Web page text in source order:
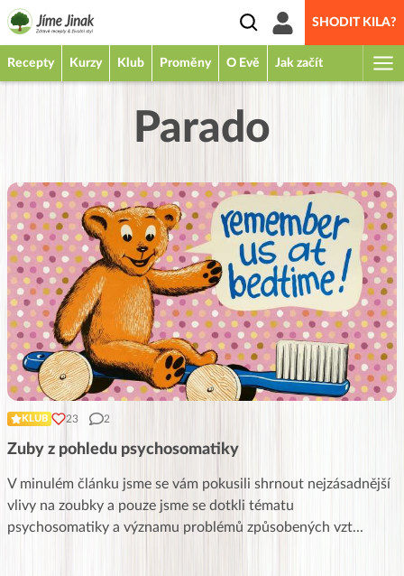
SHODIT KILA?
Recepty Kurzy Klub Proměny O Evě Jak začít
Parado
KLUB 23 2
Zuby z pohledu psychosomatiky
V minulém článku jsme se vám pokusili shrnout nejzásadnější
vlivy na zoubky a pouze jsme se dotkli tématu
psychosomatiky a významu problémů způsobených vzt...